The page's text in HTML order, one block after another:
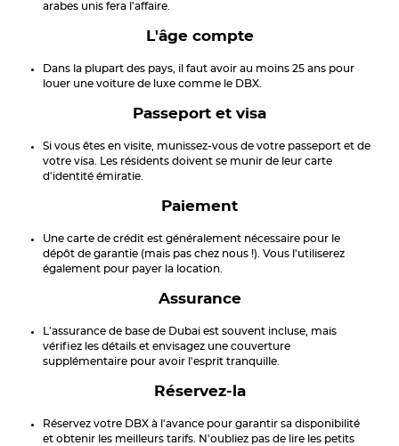
arabes unis fera l'affaire.
L'âge compte
Dans la plupart des pays, il faut avoir au moins 25 ans pour
louer une voiture de luxe comme le DBX.
Passeport et visa
Si vous êtes en visite, munissez-vous de votre passeport et de
votre visa. Les résidents doivent se munir de leur carte
d'identité émiratie.
Paiement
Une carte de crédit est généralement nécessaire pour le
dépôt de garantie (mais pas chez nous !). Vous l'utiliserez
également pour payer la location.
Assurance
L'assurance de base de Dubai est souvent incluse, mais
vérifiez les détails et envisagez une couverture
supplémentaire pour avoir l'esprit tranquille.
Réservez-la
Réservez votre DBX à l'avance pour garantir sa disponibilité
et obtenir les meilleurs tarifs. N'oubliez pas de lire les petits